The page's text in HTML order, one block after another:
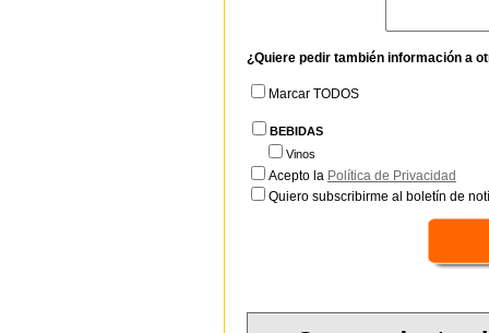
¿Quiere pedir también información a
Marcar TODOS
BEBIDAS
Vinos
Acepto la Política de Privacidad
Quiero subscribirme al boletín de